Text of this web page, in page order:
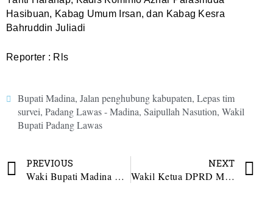
Hasibuan, Kabag Umum Irsan, dan Kabag Kesra
Bahruddin Juliadi
Reporter : Rls
Bupati Madina, Jalan penghubung kabupaten, Lepas tim
survei, Padang Lawas - Madina, Saipullah Nasution, Wakil
Bupati Padang Lawas
PREVIOUS
Waki Bupati Madina Lepas Kafilah STQH Tahun 2025
NEXT
Wakil Ketua DPRD Madina Angkat Bicara Terkait Rusaknya Bangunan SDN 240 Bandar Panjang Tuo